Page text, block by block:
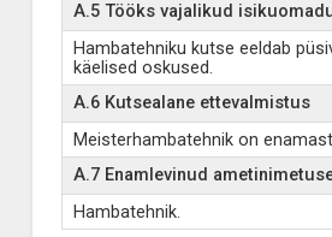
A.5 Tööks vajalikud
Hambatehniku kutse eeldab
käelised oskused.
A.6 Kutsealane ettevalmistus
Meisterhambatehnik on
A.7 Enamlevinud
Hambatehnik.